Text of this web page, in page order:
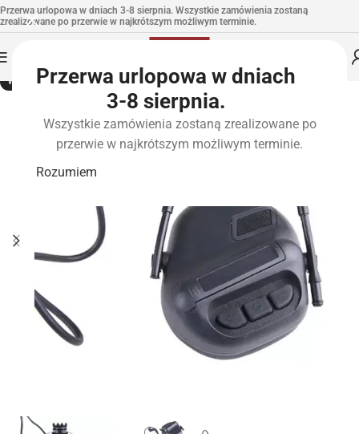
Przerwa urlopowa w dniach
3-8 sierpnia.
Wszystkie zamówienia zostaną zrealizowane po
przerwie w najkrótszym możliwym terminie.
Rozumiem
Przerwa urlopowa w dniach 3-8 sierpnia. Wszystkie zamówienia zostaną
zrealizowane po przerwie w najkrótszym możliwym terminie.
WYPRZEDANE